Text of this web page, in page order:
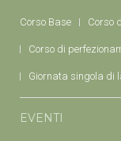
Corso Base Corso
Corso di
Giornata singola di
EVENTI